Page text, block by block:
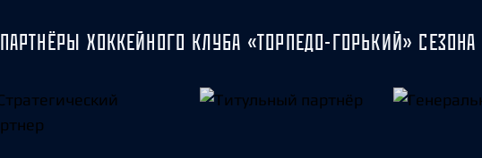
ПАРТНЁРЫ ХОККЕЙНОГО КЛУБА «ТОРПЕДО-ГОРЬКИЙ» СЕЗОНА